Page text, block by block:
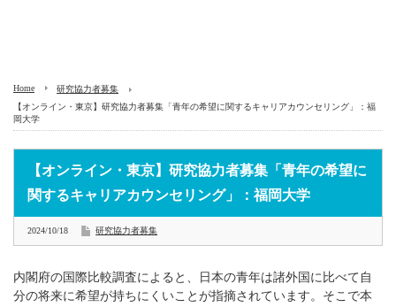
Home
研究協力者募集
【オンライン・東京】研究協力者募集「青年の希望に関するキャリアカウンセリング」：福
岡大学
【オンライン・東京】研究協力者募集「青年の希望に
関するキャリアカウンセリング」：福岡大学
2024/10/18 研究協力者募集
内閣府の国際比較調査によると、日本の青年は諸外国に比べて自
分の将来に希望が持ちにくいことが指摘されています。そこで本